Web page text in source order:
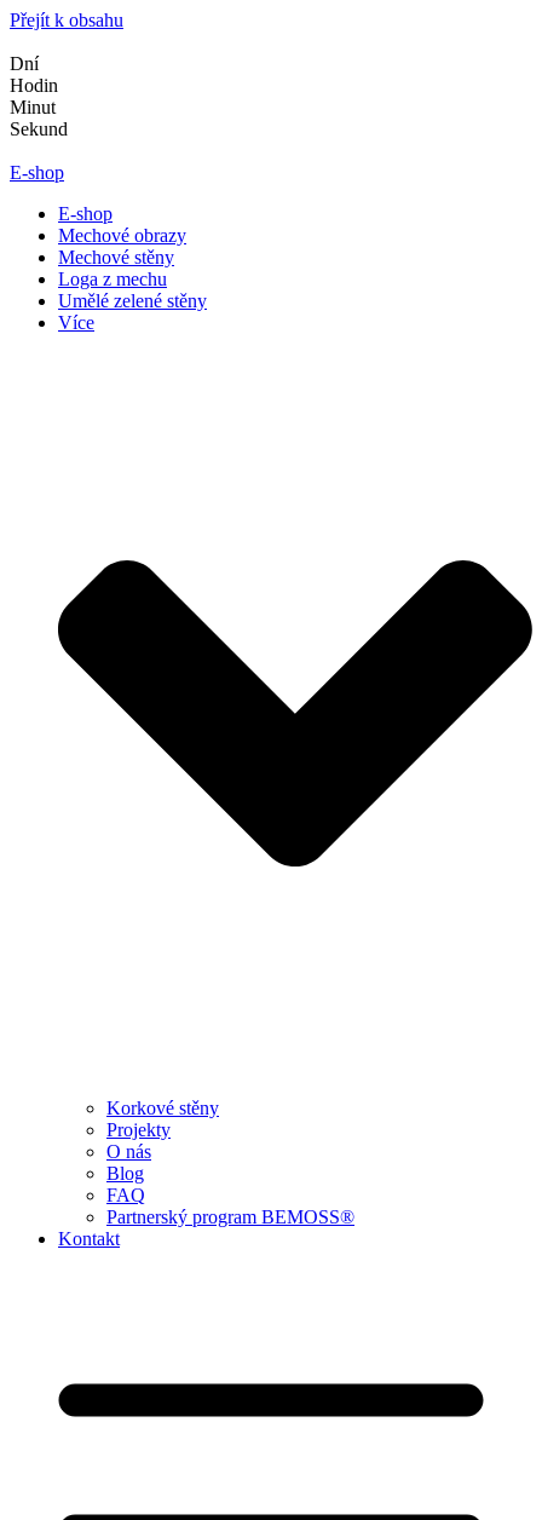
Přejít k obsahu
Dní
Hodin
Minut
Sekund
E-shop
E-shop
Mechové obrazy
Mechové stěny
Loga z mechu
Umělé zelené stěny
Více
Korkové stěny
Projekty
O nás
Blog
FAQ
Partnerský program BEMOSS®
Kontakt